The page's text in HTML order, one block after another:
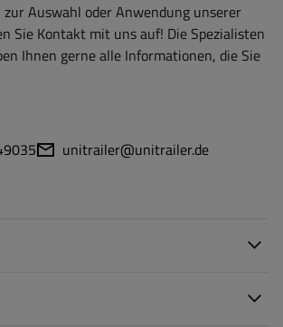
zur Auswahl oder Anwendung unserer
Sie Kontakt mit uns auf! Die Spezialisten
Ihnen gerne alle Informationen, die Sie
unitrailer@unitrailer.de